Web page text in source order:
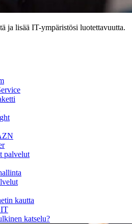
ja lisää IT-ympäristösi luotettavuutta.
palvelut
kautta
katselu?